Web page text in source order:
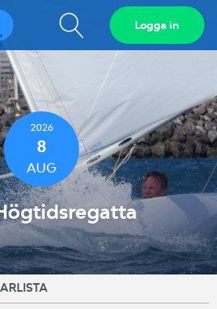
Visa
sökfält
Logga in
2026
8
AUG